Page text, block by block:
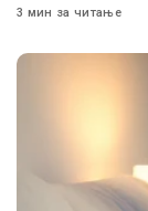
3 мин за читање